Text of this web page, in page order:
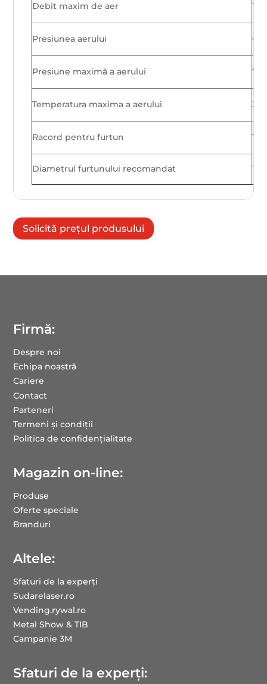
Debit maxim de aer 1,5
Presiunea aerului
Presiune maximă a aerului 7
Temperatura maxima a aerului
Racord pentru furtun 1/4
Diametrul furtunului recomandat 10
Solicită prețul produsului
Firmă:
Despre noi
Echipa noastră
Cariere
Contact
Parteneri
Termeni și condiții
Politica de confidențialitate
Magazin on-line:
Produse
Oferte speciale
Branduri
Altele:
Sfaturi de la experți
Sudarelaser.ro
Vending.rywal.ro
Metal Show & TIB
Campanie 3M
Sfaturi de la experți: